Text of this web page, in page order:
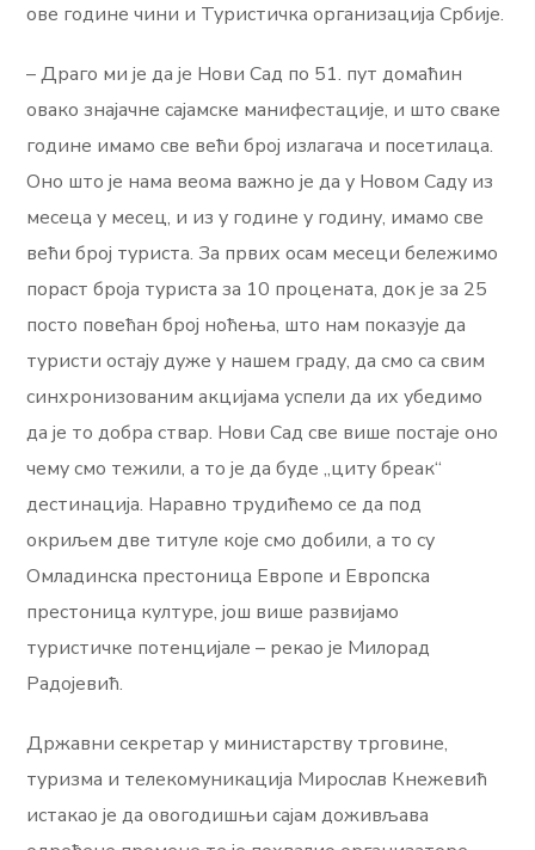
ове године чини и Туристичка организација Србије.
– Драго ми је да је Нови Сад по 51. пут домаћин
овако знајачне сајамске манифестације, и што сваке
године имамо све већи број излагача и посетилаца.
Оно што је нама веома важно је да у Новом Саду из
месеца у месец, и из у године у годину, имамо све
већи број туриста. За првих осам месеци бележимо
пораст броја туриста за 10 процената, док је за 25
посто повећан број ноћења, што нам показује да
туристи остају дуже у нашем граду, да смо са свим
синхронизованим акцијама успели да их убедимо
да је то добра ствар. Нови Сад све више постаје оно
чему смо тежили, а то је да буде „цитy бреак“
дестинација. Наравно трудићемо се да под
окриљем две титуле које смо добили, а то су
Омладинска престоница Европе и Европска
престоница културе, још више развијамо
туристичке потенцијале – рекао је Милорад
Радојевић.
Државни секретар у министарству трговине,
туризма и телекомуникација Мирослав Кнежевић
истакао је да овогодишњи сајам доживљава